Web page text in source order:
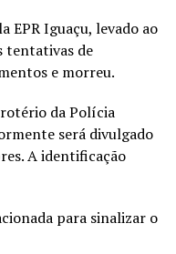
EPR Iguaçu, levado ao
tentativas de
e morreu.
da Polícia
será divulgado
A identificação
para sinalizar o